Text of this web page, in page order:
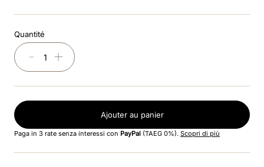
10.smart nova riding helmet
Quantité
＋
－
Ajouter au panier
Paga in 3 rate senza interessi con PayPal (TAEG 0%). Scopri di più